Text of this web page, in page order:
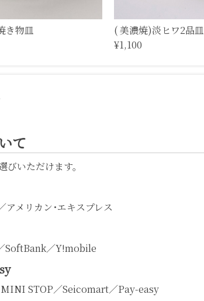
き物皿
( 美濃焼)淡ヒワ2品皿
¥1,100
て
いただけます。
メリカン･エキスプレス
SoftBank／Y!mobile
STOP／Seicomart／Pay-easy